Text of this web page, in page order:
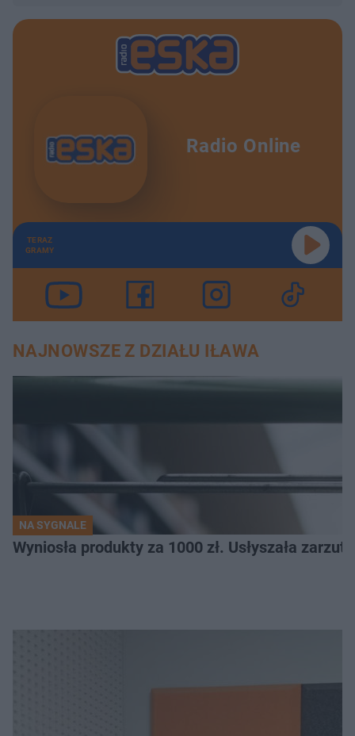
Radio Online
TERAZ
GRAMY
NAJNOWSZE Z DZIAŁU IŁAWA
NA SYGNALE
Wyniosła produkty za 1000 zł. Usłyszała zarzuty